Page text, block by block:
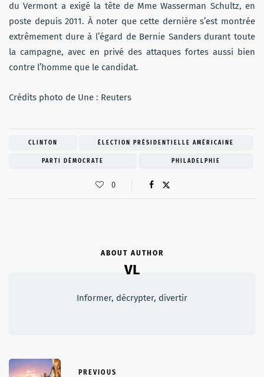
du Vermont a exigé la tête de Mme Wasserman Schultz, en
poste depuis 2011. À noter que cette dernière s’est montrée
extrêmement dure à l’égard de Bernie Sanders durant toute
la campagne, avec en privé des attaques fortes aussi bien
contre l’homme que le candidat.
Crédits photo de Une : Reuters
CLINTON ÉLECTION PRÉSIDENTIELLE AMÉRICAINE
PARTI DÉMOCRATE PHILADELPHIE
0
ABOUT AUTHOR
VL
Informer, décrypter, divertir
PREVIOUS